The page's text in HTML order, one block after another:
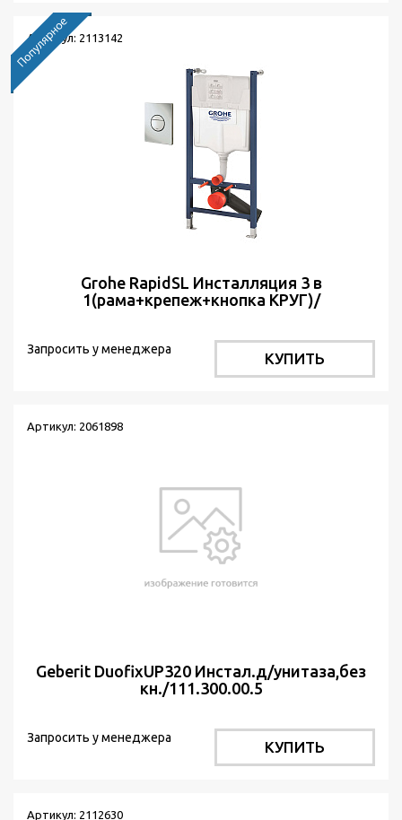
Артикул: 2113142
Grohe RapidSL Инсталляция 3 в
1(рама+крепеж+кнопка КРУГ)/
Запросить у менеджера
КУПИТЬ
Артикул: 2061898
Geberit DuofixUP320 Инстал.д/унитаза,без
кн./111.300.00.5
Запросить у менеджера
КУПИТЬ
Артикул: 2112630